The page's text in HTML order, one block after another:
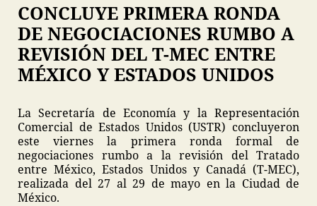
CONCLUYE PRIMERA RONDA
DE NEGOCIACIONES RUMBO A
REVISIÓN DEL T-MEC ENTRE
MÉXICO Y ESTADOS UNIDOS
La Secretaría de Economía y la Representación
Comercial de Estados Unidos (USTR) concluyeron
este viernes la primera ronda formal de
negociaciones rumbo a la revisión del Tratado
entre México, Estados Unidos y Canadá (T-MEC),
realizada del 27 al 29 de mayo en la Ciudad de
México.